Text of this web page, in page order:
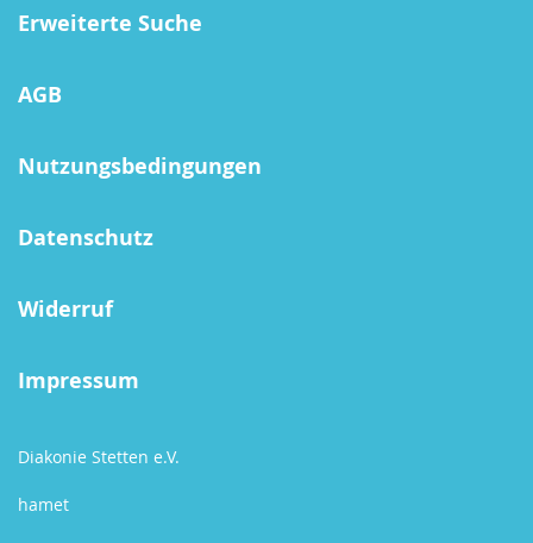
Erweiterte Suche
AGB
Nutzungsbedingungen
Datenschutz
Widerruf
Impressum
Diakonie Stetten e.V.
hamet